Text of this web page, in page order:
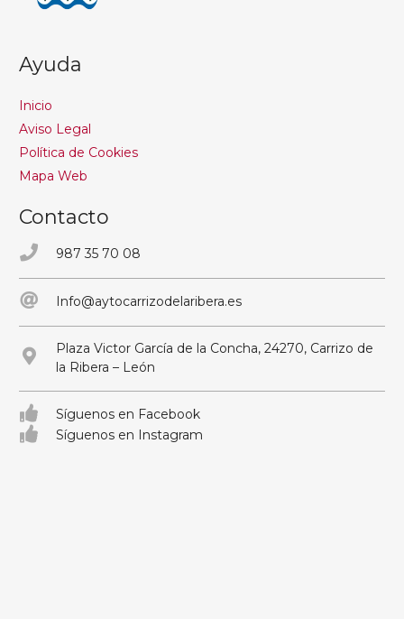
Ayuda
Inicio
Aviso Legal
Política de Cookies
Mapa Web
Contacto
987 35 70 08
Info@aytocarrizodelaribera.es
Plaza Victor García de la Concha, 24270, Carrizo de
la Ribera – León
Síguenos en Facebook
Síguenos en Instagram